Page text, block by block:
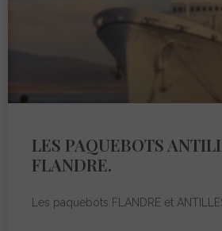
LES PAQUEBOTS
FLANDRE.
Les paquebots FLANDRE et